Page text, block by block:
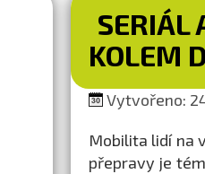
SERIÁL
KOLEM
Vytvořeno:
Mobilita lidí na
přepravy je